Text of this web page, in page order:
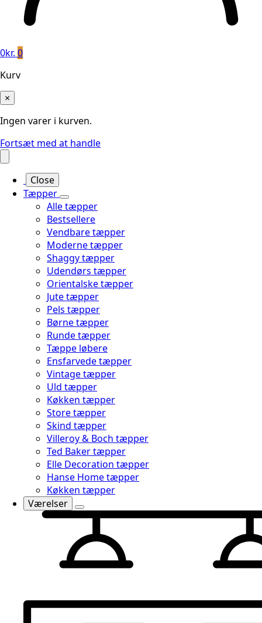
0kr. 0
Kurv
×
Ingen varer i kurven.
Fortsæt med at handle
Close
Tæpper
Alle tæpper
Bestsellere
Vendbare tæpper
Moderne tæpper
Shaggy tæpper
Udendørs tæpper
Orientalske tæpper
Jute tæpper
Pels tæpper
Børne tæpper
Runde tæpper
Tæppe løbere
Ensfarvede tæpper
Vintage tæpper
Uld tæpper
Køkken tæpper
Store tæpper
Skind tæpper
Villeroy & Boch tæpper
Ted Baker tæpper
Elle Decoration tæpper
Hanse Home tæpper
Køkken tæpper
Værelser